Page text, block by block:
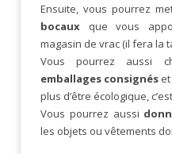
Ensuite, vous pourrez
bocaux que vous
magasin de vrac (il fera la
Vous pourrez aussi
emballages consignés
plus d’être écologique,
Vous pourrez aussi
les objets ou vêtements